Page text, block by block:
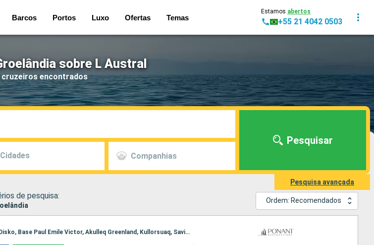
Barcos Portos Luxo Ofertas Temas
Estamos abertos
+55 21 4042 0503
sobre L Austral
cruzeiros encontrados
Cidades Companhias
Pesquisar
Pesquisa avançada
de pesquisa:
Ordem: Recomendados
Itinerário : Kangerlussuaq, Sisimiut, Baia de Disko, Base Paul Emile Victor, Akulleq Greenland, Kullorsuaq, Savissivik, Thule, Pond Inlet, North Arm Fjord, Nuuk, Evighedsfjorden, Kangerlussuaq